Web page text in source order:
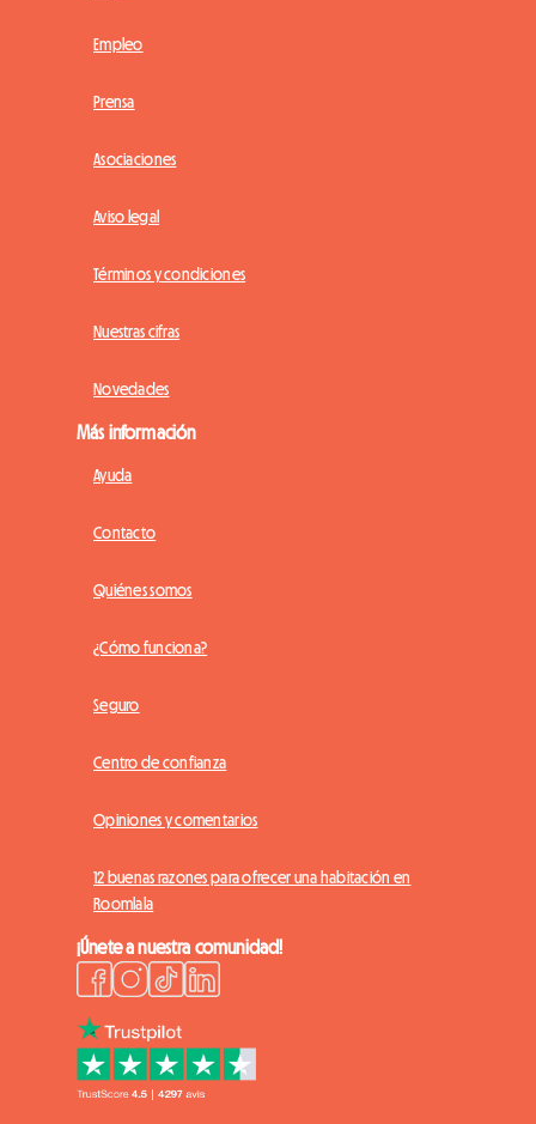
Empleo
Prensa
Asociaciones
Aviso legal
Términos y condiciones
Nuestras cifras
Novedades
Más información
Ayuda
Contacto
Quiénes somos
¿Cómo funciona?
Seguro
Centro de confianza
Opiniones y comentarios
12 buenas razones para ofrecer una habitación en
Roomlala
¡Únete a nuestra comunidad!